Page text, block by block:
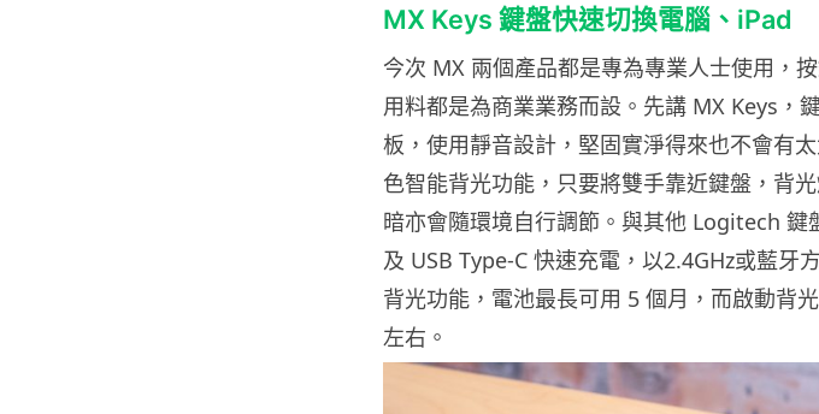
MX Keys 鍵盤快速切換電腦、iPad
今次 MX 兩個產品都是專為專業人士使用，
用料都是為商業業務而設。先講 MX Keys，
板，使用靜音設計，堅固實淨得來也不會有
色智能背光功能，只要將雙手靠近鍵盤，背
暗亦會隨環境自行調節。與其他 Logitech 鍵
及 USB Type-C 快速充電，以2.4GHz或藍牙
背光功能，電池最長可用 5 個月，而啟動背
左右。